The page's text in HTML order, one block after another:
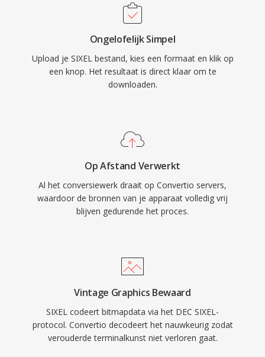
Ongelofelijk Simpel
Upload je SIXEL bestand, kies een formaat en klik op
een knop. Het resultaat is direct klaar om te
downloaden.
Op Afstand Verwerkt
Al het conversiewerk draait op Convertio servers,
waardoor de bronnen van je apparaat volledig vrij
blijven gedurende het proces.
Vintage Graphics Bewaard
SIXEL codeert bitmapdata via het DEC SIXEL-
protocol. Convertio decodeert het nauwkeurig zodat
verouderde terminalkunst niet verloren gaat.